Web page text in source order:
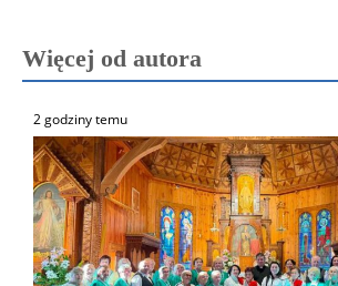
Więcej od autora
2 godziny temu